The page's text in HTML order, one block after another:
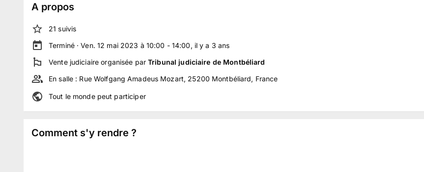
A propos
21 suivis
Terminé ·Ven. 12 mai 2023 à 10:00 - 14:00, il y a 3 ans
Vente judiciaire organisée parTribunal judiciaire de Montbéliard
En salle : Rue Wolfgang Amadeus Mozart, 25200 Montbéliard, France
Tout le monde peut participer
Comment s'y rendre ?